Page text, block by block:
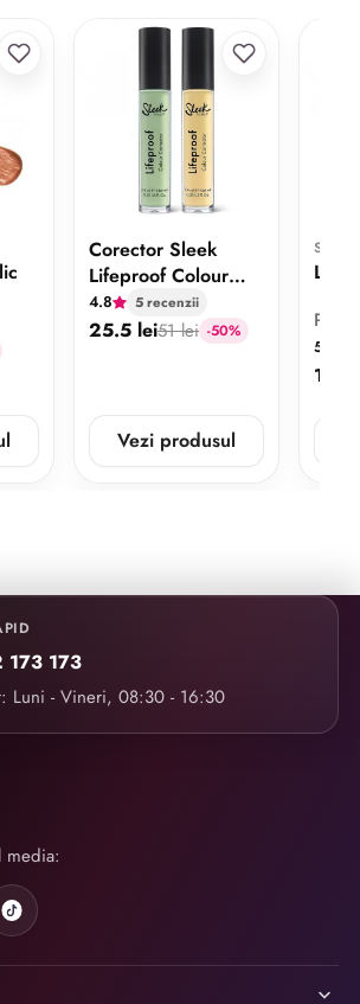
Corector Sleek
Lifeproof Colour
Corrector
4.8 5 recenzii
25.5 lei51 lei -50%
Vezi produsul
5
11.9
173
Luni - Vineri, 08:30 - 16:30
media: